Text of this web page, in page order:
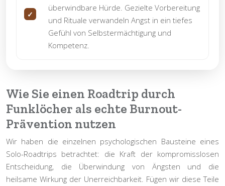
überwindbare Hürde. Gezielte Vorbereitung
und Rituale verwandeln Angst in ein tiefes
Gefühl von Selbstermächtigung und
Kompetenz.
Wie Sie einen Roadtrip durch
Funklöcher als echte Burnout-
Prävention nutzen
Wir haben die einzelnen psychologischen Bausteine eines
Solo-Roadtrips betrachtet: die Kraft der kompromisslosen
Entscheidung, die Überwindung von Ängsten und die
heilsame Wirkung der Unerreichbarkeit. Fügen wir diese Teile